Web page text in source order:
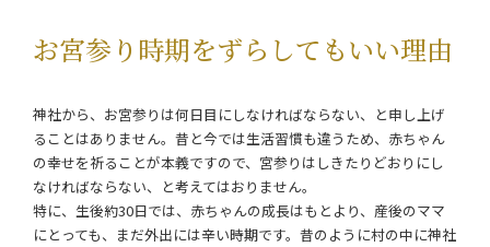
お宮参り時期をずらしてもいい理由
神社から、お宮参りは何日目にしなければならない、と申し上げ
ることはありません。昔と今では生活習慣も違うため、赤ちゃん
の幸せを祈ることが本義ですので、宮参りはしきたりどおりにし
なければならない、と考えてはおりません。
特に、生後約30日では、赤ちゃんの成長はもとより、産後のママ
にとっても、まだ外出には辛い時期です。昔のように村の中に神社